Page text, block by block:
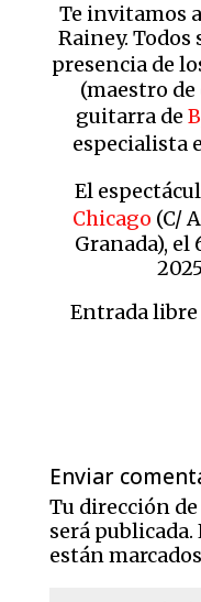
Te invitamos
Rainey. Todos
presencia de
(maestro de
guitarra de
especialista
El
Chicago (C/
Granada), el
Entrada
Enviar
Tu dirección
será publicada.
están